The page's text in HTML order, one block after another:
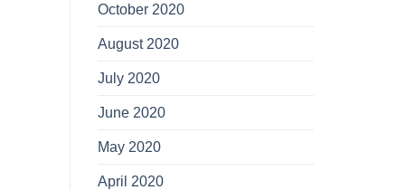
October 2020
August 2020
July 2020
June 2020
May 2020
April 2020